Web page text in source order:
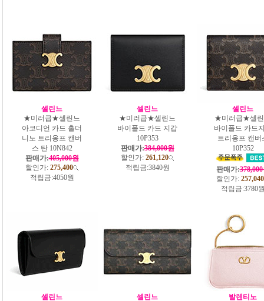
셀린느
★미러급★셀린느
아코디언 카드 홀더
니노 트리옹프 캔버
스 탄 10N842
판매가:405,000원
할인가: 275,400
적립금:4050원
셀린느
★미러급★셀린느
바이폴드 카드 지갑
10P353
판매가:384,000원
할인가: 261,120
적립금:3840원
셀린느
★미러급★셀
바이폴드 카드
트리옹프 캔버
10P352
판매가:
할인가: 257,040
적립금:3780
셀린느
셀린느
발렌티노